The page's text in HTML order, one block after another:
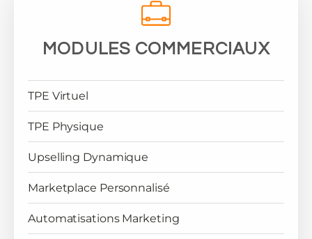
MODULES COMMERCIAUX
TPE Virtuel
TPE Physique
Upselling Dynamique
Marketplace Personnalisé
Automatisations Marketing